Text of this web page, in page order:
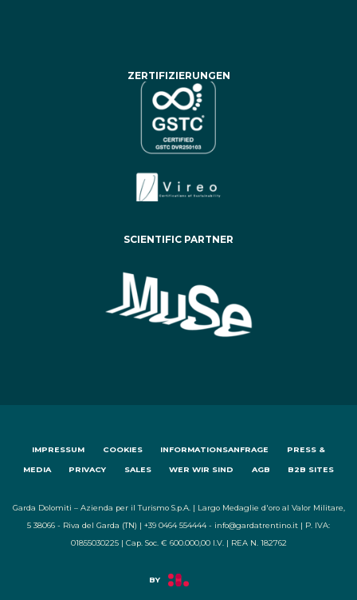
ZERTIFIZIERUNGEN
SCIENTIFIC PARTNER
IMPRESSUM COOKIES INFORMATIONSANFRAGE PRESS &
MEDIA PRIVACY SALES WER WIR SIND AGB B2B SITES
Garda Dolomiti – Azienda per il Turismo S.p.A. | Largo Medaglie d'oro al Valor Militare,
5 38066 - Riva del Garda (TN) | +39 0464 554444 - info@gardatrentino.it | P. IVA:
01855030225 | Cap. Soc. € 600.000,00 I.V. | REA N. 182762